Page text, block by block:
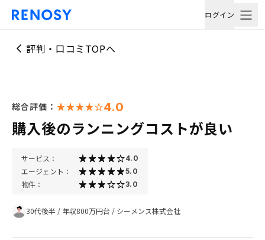
ログイン
評判・口コミTOPへ
総合評価： 4.0
購入後のランニングコストが良い
サービス： 4.0
エージェント： 5.0
物件： 3.0
30代後半 / 年収800万円台 / シーメンス株式会社